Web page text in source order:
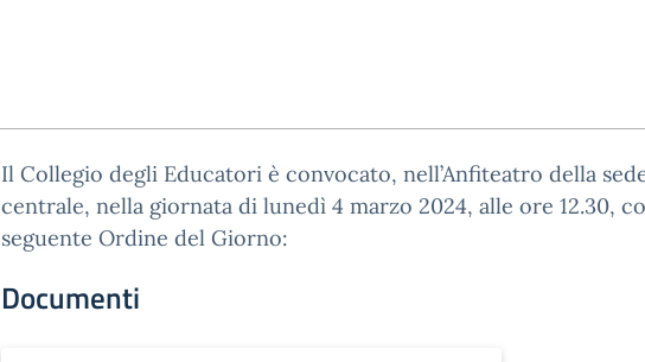
Il Collegio degli Educatori è convocato, nell’Anfiteatro della
centrale, nella giornata di lunedì 4 marzo 2024, alle ore 12.30,
seguente Ordine del Giorno:
Documenti